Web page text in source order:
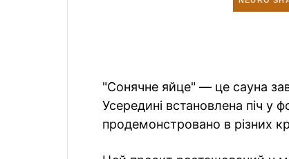
"Сонячне яйце" — це сауна
Усередині встановлена піч у
продемонстровано в різних